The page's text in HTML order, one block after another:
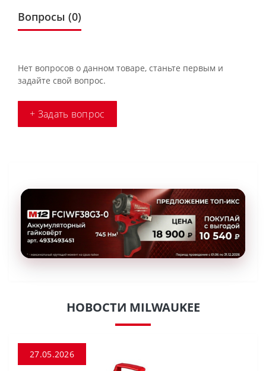
Вопросы (0)
Нет вопросов о данном товаре, станьте первым и
задайте свой вопрос.
+ Задать вопрос
НОВОСТИ MILWAUKEE
27.05.2026